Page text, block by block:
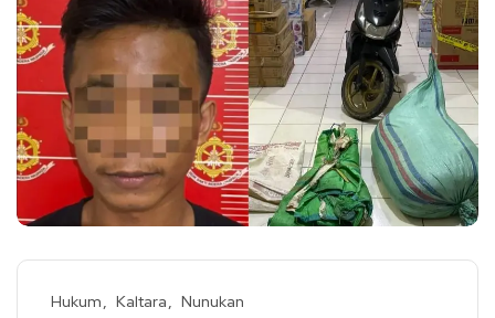
Hukum Kaltara Nunukan